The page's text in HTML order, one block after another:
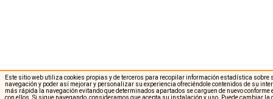
Este sitio web utiliza cookies propias y de terceros para recopilar información estadística sobre
navegación y poder así mejorar y personalizar su experiencia ofreciéndole contenidos de su
más rápida la navegación evitando que determinados apartados se carguen de nuevo
con ellos. Si sigue navegando, consideramos que acepta su instalación y uso. Puede cambiar la